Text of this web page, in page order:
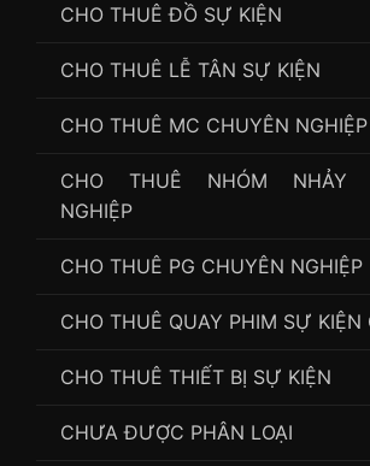
CHO THUÊ ĐỒ SỰ KIỆN
CHO THUÊ LỄ TÂN SỰ KIỆN
CHO THUÊ MC CHUYÊN NGHIỆP
CHO THUÊ NHÓM NHẢY
NGHIỆP
CHO THUÊ PG CHUYÊN NGHIỆP
CHO THUÊ QUAY PHIM SỰ KIỆN
CHO THUÊ THIẾT BỊ SỰ KIỆN
CHƯA ĐƯỢC PHÂN LOẠI